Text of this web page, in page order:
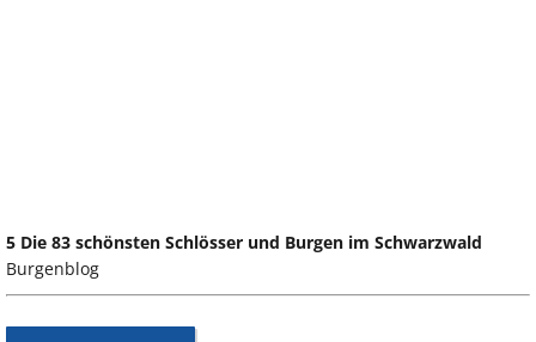
5 Die 83 schönsten Schlösser und Burgen im Schwarzwald
Burgenblog